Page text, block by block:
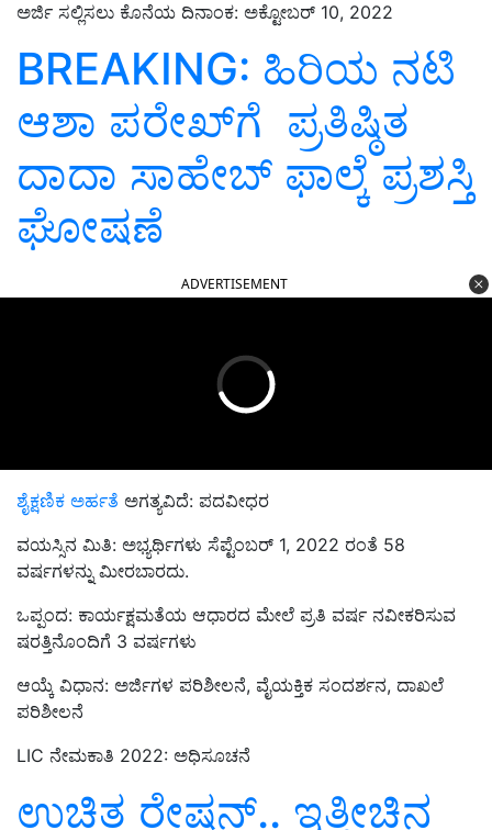
ಅರ್ಜಿ ಸಲ್ಲಿಸಲು ಕೊನೆಯ ದಿನಾಂಕ: ಅಕ್ಟೋಬರ್ 10, 2022
BREAKING: ಹಿರಿಯ ನಟಿ
ಆಶಾ ಪರೇಖ್‌ಗೆ ಪ್ರತಿಷ್ಠಿತ
ದಾದಾ ಸಾಹೇಬ್‌ ಫಾಲ್ಕೆ ಪ್ರಶಸ್ತಿ
ಘೋಷಣೆ
ADVERTISEMENT
ಶೈಕ್ಷಣಿಕ ಅರ್ಹತೆ ಅಗತ್ಯವಿದೆ: ಪದವೀಧರ
ವಯಸ್ಸಿನ ಮಿತಿ: ಅಭ್ಯರ್ಥಿಗಳು ಸೆಪ್ಟೆಂಬರ್ 1, 2022 ರಂತೆ 58
ವರ್ಷಗಳನ್ನು ಮೀರಬಾರದು.
ಒಪ್ಪಂದ: ಕಾರ್ಯಕ್ಷಮತೆಯ ಆಧಾರದ ಮೇಲೆ ಪ್ರತಿ ವರ್ಷ ನವೀಕರಿಸುವ
ಷರತ್ತಿನೊಂದಿಗೆ 3 ವರ್ಷಗಳು
ಆಯ್ಕೆ ವಿಧಾನ: ಅರ್ಜಿಗಳ ಪರಿಶೀಲನೆ, ವೈಯಕ್ತಿಕ ಸಂದರ್ಶನ, ದಾಖಲೆ
ಪರಿಶೀಲನೆ
LIC ನೇಮಕಾತಿ 2022: ಅಧಿಸೂಚನೆ
ಉಚಿತ ರೇಷನ್‌.. ಇತ್ತೀಚಿನ